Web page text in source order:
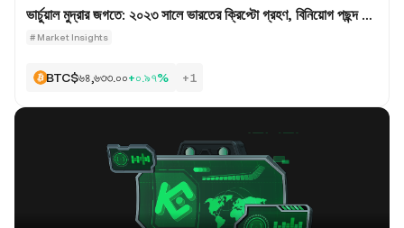
ভার্চুয়াল মুদ্রার জগতে: ২০২৩ সালে ভারতের ক্রিপ্টো গ্রহণ, বিনিয়োগ পছন্দ
এবং উদ্ভাবনের প্রবণতা অন্বেষণ
# Market Insights
BTC$৬৪,৬৩৩.০০+০.৯৭% +1